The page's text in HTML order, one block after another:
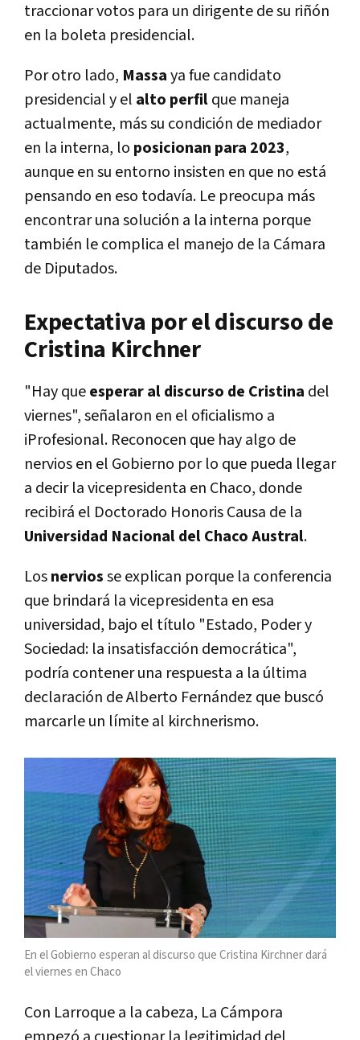
traccionar votos para un dirigente de su riñón
en la boleta presidencial.
Por otro lado, Massaya fue candidato
presidencial y el alto perfilque maneja
actualmente, más su condición de mediador
en la interna, lo posicionan para 2023,
aunque en su entorno insisten en que no está
pensando en eso todavía. Le preocupa más
encontrar una solución a la interna porque
también le complica el manejo de la Cámara
de Diputados.
Expectativa por el discurso de
Cristina Kirchner
"Hay queesperar al discurso de Cristina del
viernes", señalaron en el oficialismo a
iProfesional. Reconocen que hay algo de
nervios en el Gobierno por lo que pueda llegar
a decir la vicepresidenta en Chaco, donde
recibirá el Doctorado Honoris Causa de la
Universidad Nacional del Chaco Austral.
Losnerviosse explican porque la conferencia
que brindará la vicepresidenta en esa
universidad, bajo el título "Estado, Poder y
Sociedad: la insatisfacción democrática",
podría contener una respuesta a la última
declaración de Alberto Fernández que buscó
marcarle un límite al kirchnerismo.
En el Gobierno esperan al discurso que Cristina Kirchner dará
el viernes en Chaco
Con Larroque a la cabeza, La Cámpora